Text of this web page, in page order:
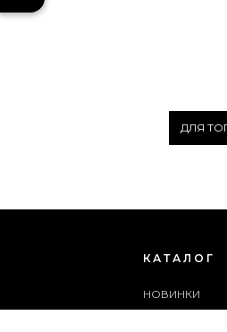
ДЛЯ
КАТАЛОГ
НОВИНКИ